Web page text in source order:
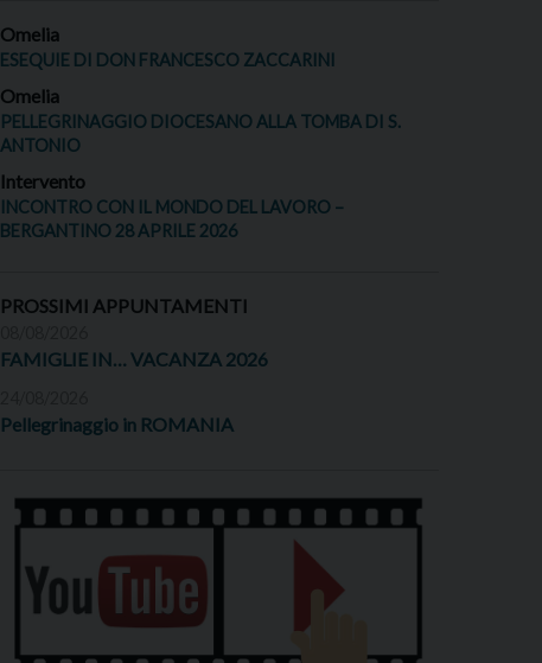
Omelia
ESEQUIE DI DON FRANCESCO ZACCARINI
Omelia
PELLEGRINAGGIO DIOCESANO ALLA TOMBA DI S.
ANTONIO
Intervento
INCONTRO CON IL MONDO DEL LAVORO –
BERGANTINO 28 APRILE 2026
PROSSIMI APPUNTAMENTI
FAMIGLIE IN… VACANZA 2026
Pellegrinaggio in ROMANIA